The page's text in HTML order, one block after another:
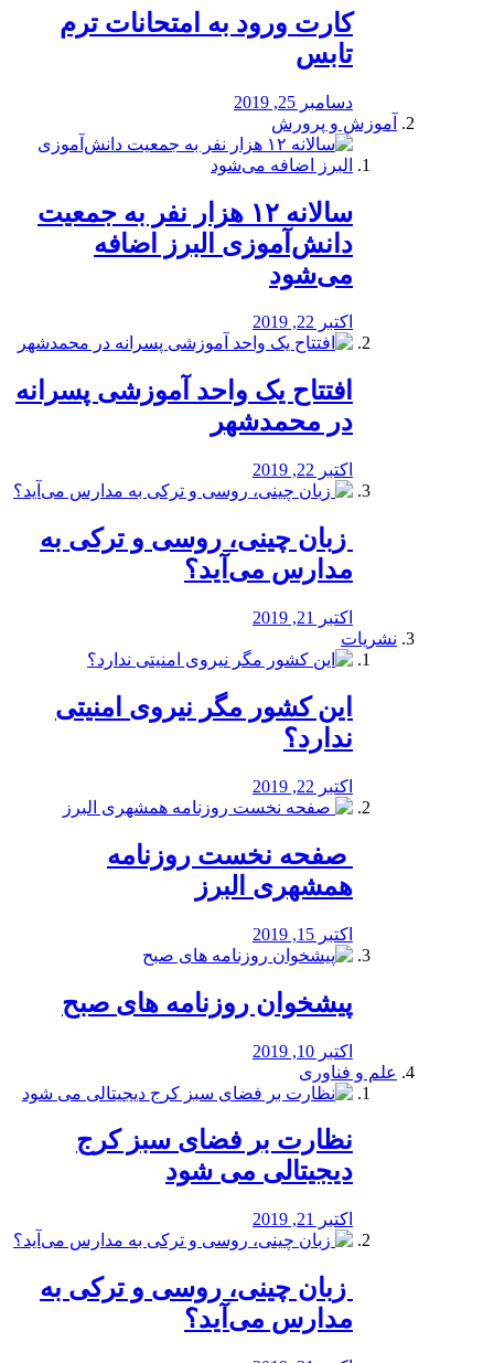
کارت ورود به امتحانات ترم
تابس
دسامبر 25, 2019
آموزش و پرورش
️سالانه ۱۲ هزار نفر به جمعیت
دانش‌آموزی البرز اضافه
می‌شود
اکتبر 22, 2019
افتتاح یک واحد آموزشی پسرانه
در محمدشهر
اکتبر 22, 2019
️ زبان چینی، روسی و ترکی به
مدارس می‌آید؟
اکتبر 21, 2019
نشریات
این کشور مگر نیروی امنیتی
ندارد؟
اکتبر 22, 2019
️ صفحه نخست روزنامه‌
همشهری البرز
اکتبر 15, 2019
پیشخوان روزنامه های صبح
اکتبر 10, 2019
علم و فناوری
نظارت بر فضای سبز کرج
دیجیتالی می شود
اکتبر 21, 2019
️ زبان چینی، روسی و ترکی به
مدارس می‌آید؟